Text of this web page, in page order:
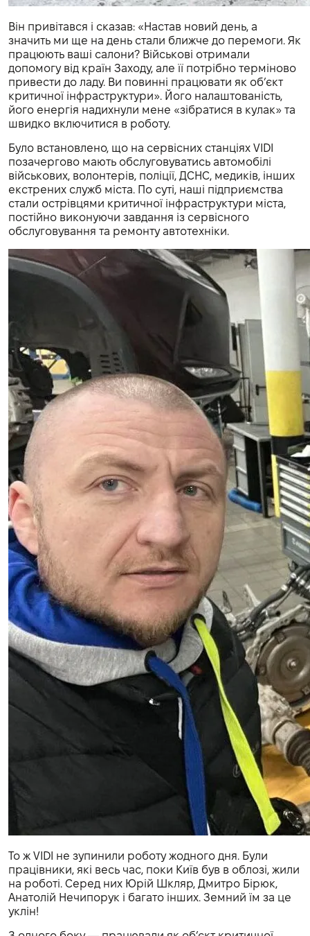
Він привітався і сказав: «Настав новий день, а
значить ми ще на день стали ближче до перемоги. Як
працюють ваші салони? Військові отримали
допомогу від країн Заходу, але її потрібно терміново
привести до ладу. Ви повинні працювати як об’єкт
критичної інфраструктури». Його налаштованість,
його енергія надихнули мене «зібратися в кулак» та
швидко включитися в роботу.
Було встановлено, що на сервісних станціях VIDI
позачергово мають обслуговуватись автомобілі
військових, волонтерів, поліції, ДСНС, медиків, інших
екстрених служб міста. По суті, наші підприємства
стали острівцями критичної інфраструктури міста,
постійно виконуючи завдання із сервісного
обслуговування та ремонту автотехніки.
То ж VIDI не зупинили роботу жодного дня. Були
працівники, які весь час, поки Київ був в облозі, жили
на роботі. Серед них Юрій Шкляр, Дмитро Бірюк,
Анатолій Нечипорук і багато інших. Земний їм за це
уклін!